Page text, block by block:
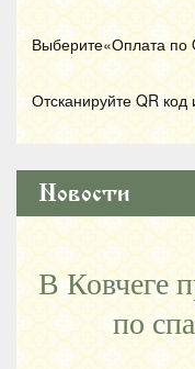
Выберите«Оплата по
Отсканируйте QR код
Новости
В Ковчеге
по